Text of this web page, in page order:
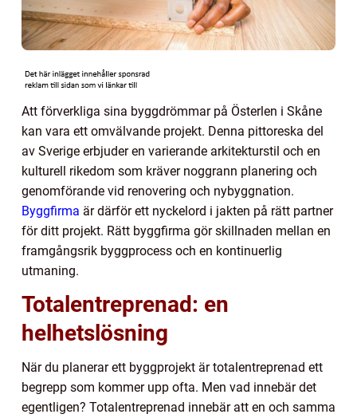
Att förverkliga sina byggdrömmar på Österlen i Skåne
kan vara ett omvälvande projekt. Denna pittoreska del
av Sverige erbjuder en varierande arkitekturstil och en
kulturell rikedom som kräver noggrann planering och
genomförande vid renovering och nybyggnation.
Byggfirma är därför ett nyckelord i jakten på rätt partner
för ditt projekt. Rätt byggfirma gör skillnaden mellan en
framgångsrik byggprocess och en kontinuerlig
utmaning.
Totalentreprenad: en
helhetslösning
När du planerar ett byggprojekt är totalentreprenad ett
begrepp som kommer upp ofta. Men vad innebär det
egentligen? Totalentreprenad innebär att en och samma